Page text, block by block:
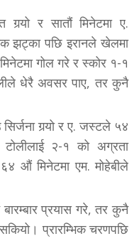
र सातौं मिनेटमा ए.
झट्का पछि इरानले खेलमा
गोल गरे र स्कोर १-१
धेरै अवसर पाए, तर कुनै
गर्‍यो र ए. जस्टले ५४
२-१ को अग्रता
औं मिनेटमा एम. मोहेबीले
प्रयास गरे, तर कुनै
प्रारम्भिक चरणपछि